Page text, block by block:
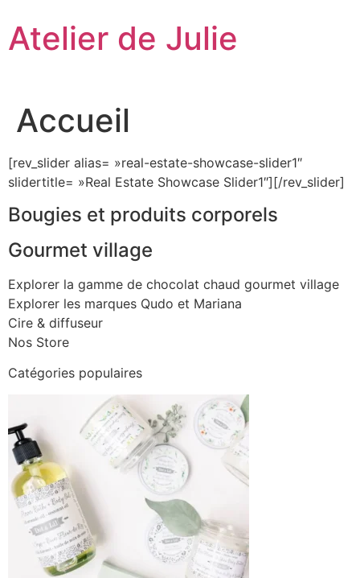
contenu
Atelier de Julie
Accueil
[rev_slider alias= »real-estate-showcase-slider1″
slidertitle= »Real Estate Showcase Slider1″][/rev_slider]
Bougies et produits corporels
Gourmet village
Explorer la gamme de chocolat chaud gourmet village
Explorer les marques Qudo et Mariana
Cire & diffuseur
Nos Store
Catégories populaires